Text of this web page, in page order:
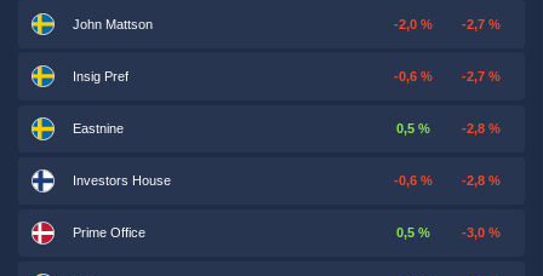
John Mattson -2,0 % -2,7 %
Insig Pref -0,6 % -2,7 %
Eastnine 0,5 % -2,8 %
Investors House -0,6 % -2,8 %
Prime Office 0,5 % -3,0 %